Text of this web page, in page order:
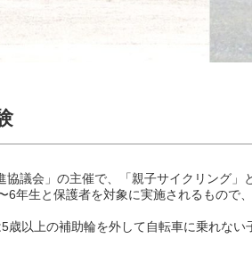
議会」の主催で、「親子サイクリング」
6年生と保護者を対象に実施されるもの
歳以上の補助輪を外して自転車に乗れな